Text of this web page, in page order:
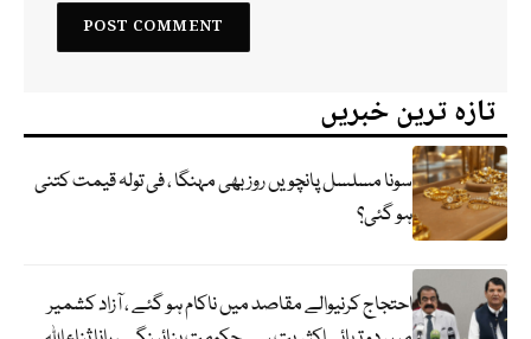
تازہ ترین خبریں
سونا مسلسل پانچویں روز بھی مہنگا ، فی تولہ قیمت کتنی
ہو گئی؟
احتجاج کرنیوالے مقاصد میں ناکام ہو گئے ، آزاد کشمیر